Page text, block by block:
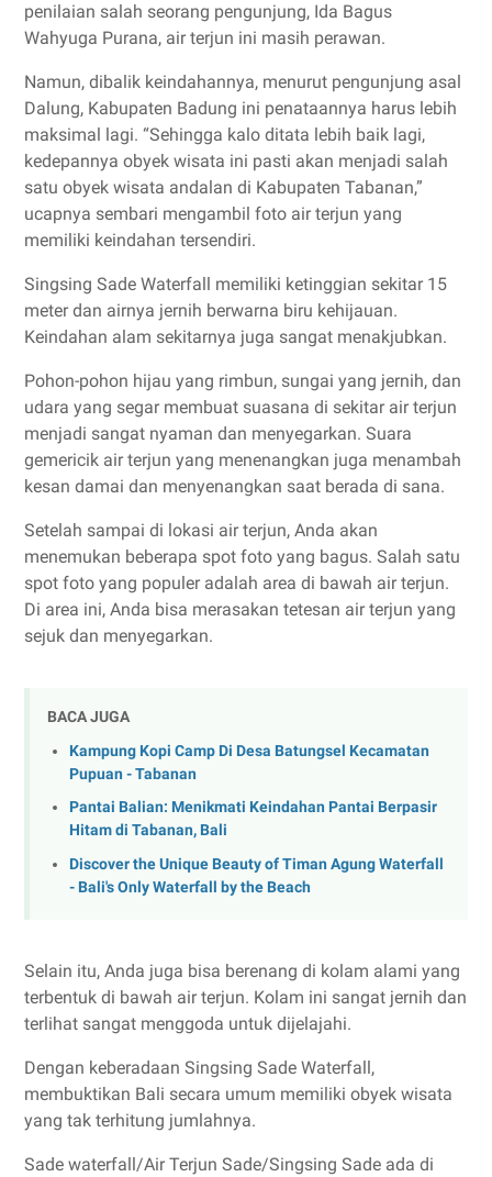
penilaian salah seorang pengunjung, Ida Bagus
Wahyuga Purana, air terjun ini masih perawan.
Namun, dibalik keindahannya, menurut pengunjung asal
Dalung, Kabupaten Badung ini penataannya harus lebih
maksimal lagi. “Sehingga kalo ditata lebih baik lagi,
kedepannya obyek wisata ini pasti akan menjadi salah
satu obyek wisata andalan di Kabupaten Tabanan,”
ucapnya sembari mengambil foto air terjun yang
memiliki keindahan tersendiri.
Singsing Sade Waterfall memiliki ketinggian sekitar 15
meter dan airnya jernih berwarna biru kehijauan.
Keindahan alam sekitarnya juga sangat menakjubkan.
Pohon-pohon hijau yang rimbun, sungai yang jernih, dan
udara yang segar membuat suasana di sekitar air terjun
menjadi sangat nyaman dan menyegarkan. Suara
gemericik air terjun yang menenangkan juga menambah
kesan damai dan menyenangkan saat berada di sana.
Setelah sampai di lokasi air terjun, Anda akan
menemukan beberapa spot foto yang bagus. Salah satu
spot foto yang populer adalah area di bawah air terjun.
Di area ini, Anda bisa merasakan tetesan air terjun yang
sejuk dan menyegarkan.
BACA JUGA
Kampung Kopi Camp Di Desa Batungsel Kecamatan
Pupuan - Tabanan
Pantai Balian: Menikmati Keindahan Pantai Berpasir
Hitam di Tabanan, Bali
Discover the Unique Beauty of Timan Agung Waterfall
- Bali's Only Waterfall by the Beach
Selain itu, Anda juga bisa berenang di kolam alami yang
terbentuk di bawah air terjun. Kolam ini sangat jernih dan
terlihat sangat menggoda untuk dijelajahi.
Dengan keberadaan Singsing Sade Waterfall,
membuktikan Bali secara umum memiliki obyek wisata
yang tak terhitung jumlahnya.
Sade waterfall/Air Terjun Sade/Singsing Sade ada di